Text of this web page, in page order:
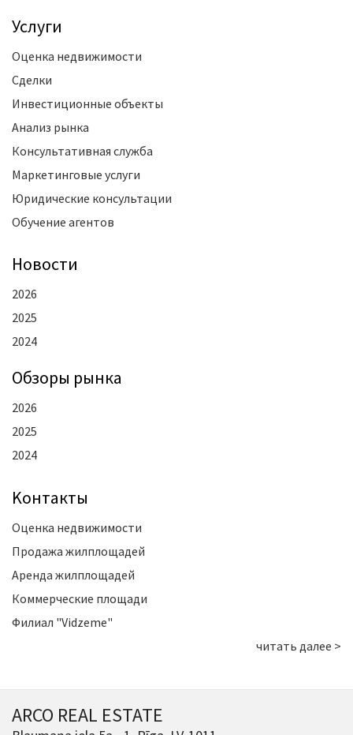
Услуги
Оценка недвижимости
Сделки
Инвестиционные объекты
Анализ рынка
Консультативная служба
Маркетинговые услуги
Юридические консультации
Обучение агентов
Новости
2026
2025
2024
Oбзоры рынка
2026
2025
2024
Kонтакты
Оценка недвижимости
Продажа жилплощадей
Аренда жилплощадей
Коммерческие площади
Филиал "Vidzeme"
читать далее >
ARCO REAL ESTATE